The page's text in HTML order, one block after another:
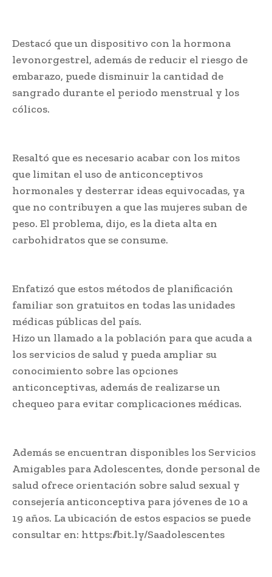
Destacó que un dispositivo con la hormona
levonorgestrel, además de reducir el riesgo de
embarazo, puede disminuir la cantidad de
sangrado durante el periodo menstrual y los
cólicos.
Resaltó que es necesario acabar con los mitos
que limitan el uso de anticonceptivos
hormonales y desterrar ideas equivocadas, ya
que no contribuyen a que las mujeres suban de
peso. El problema, dijo, es la dieta alta en
carbohidratos que se consume.
Enfatizó que estos métodos de planificación
familiar son gratuitos en todas las unidades
médicas públicas del país.
Hizo un llamado a la población para que acuda a
los servicios de salud y pueda ampliar su
conocimiento sobre las opciones
anticonceptivas, además de realizarse un
chequeo para evitar complicaciones médicas.
Además se encuentran disponibles los Servicios
Amigables para Adolescentes, donde personal de
salud ofrece orientación sobre salud sexual y
consejería anticonceptiva para jóvenes de 10 a
19 años. La ubicación de estos espacios se puede
consultar en: https://bit.ly/Saadolescentes